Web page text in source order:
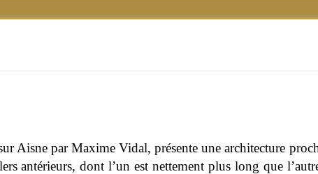
Aisne par Maxime Vidal, présente une architecture
antérieurs, dont l’un est nettement plus long que